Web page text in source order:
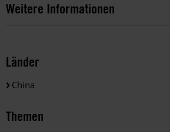
Weitere Informationen
Länder
China
Themen